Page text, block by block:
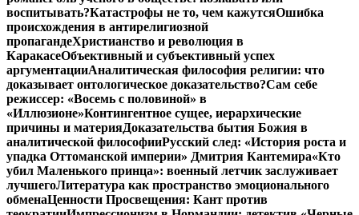
воспитывать?Катастрофы не то, чем кажутсяОшибка
происхождения в антирелигиозной
пропагандеХристианство и революция в
КаракасеОбъективный и субъективный успех
аргументацииАналитическая философия религии: что
доказывает онтологическое доказательство?Сам себе
режиссер: «Восемь с половиной» в
«Иллюзионе»Контингентное сущее, иерархические
причины и материяДоказательства бытия Божия в
аналитической философииРусский след: «История роста и
упадка Оттоманской империи» Дмитрия Кантемира«Кто
убил Маленького принца»: военный летчик заслуживает
лучшегоЛитература как пространство эмоционального
обменаЦенности Просвещения: Кант против